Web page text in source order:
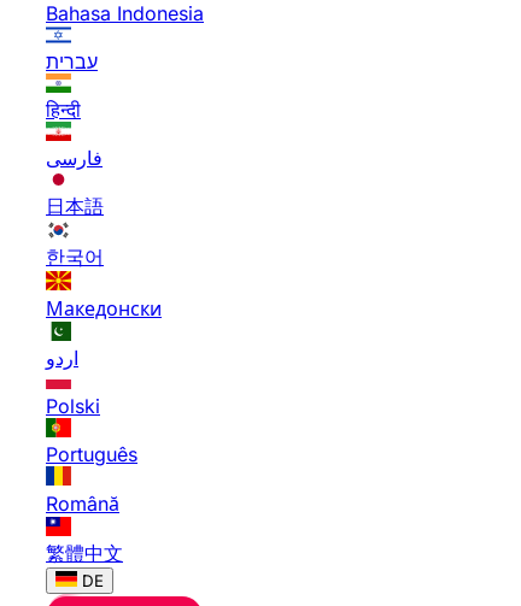
Bahasa Indonesia
עברית
हिन्दी
فارسی
日本語
한국어
Македонски
اردو
Polski
Português
Română
繁體中文
DE